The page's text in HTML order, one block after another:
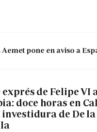
Aemet pone en aviso a
de Felipe VI
doce horas en
de De la